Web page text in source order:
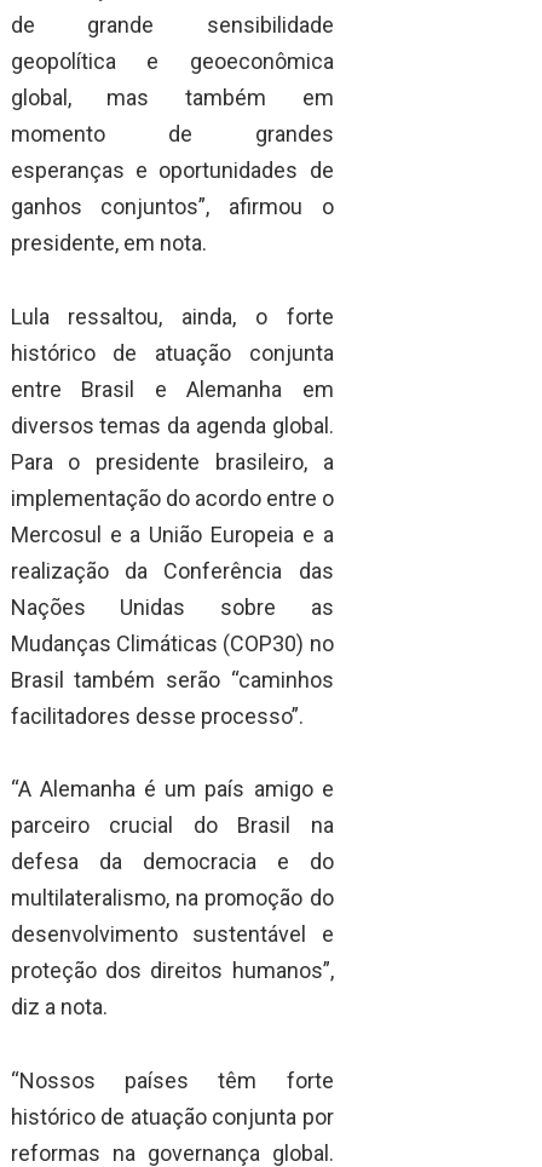
de grande sensibilidade
geopolítica e geoeconômica
global, mas também em
momento de grandes
esperanças e oportunidades de
ganhos conjuntos”, afirmou o
presidente, em nota.
Lula ressaltou, ainda, o forte
histórico de atuação conjunta
entre Brasil e Alemanha em
diversos temas da agenda global.
Para o presidente brasileiro, a
implementação do acordo entre o
Mercosul e a União Europeia e a
realização da Conferência das
Nações Unidas sobre as
Mudanças Climáticas (COP30) no
Brasil também serão “caminhos
facilitadores desse processo”.
“A Alemanha é um país amigo e
parceiro crucial do Brasil na
defesa da democracia e do
multilateralismo, na promoção do
desenvolvimento sustentável e
proteção dos direitos humanos”,
diz a nota.
“Nossos países têm forte
histórico de atuação conjunta por
reformas na governança global.